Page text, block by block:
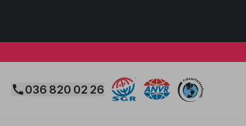
036 820 02 26